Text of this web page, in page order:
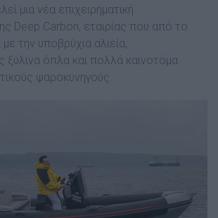
µια νέα επιχειρηµατική
Deep Carbon, εταιρίας που από το
την υποβρύχια αλιεία,
ξύλινα όπλα και πολλά καινοτόµα
ψαροκυνηγούς.